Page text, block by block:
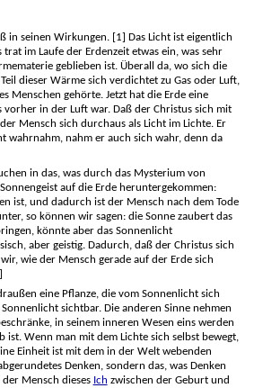
in seinen Wirkungen. [1] Das Licht ist eigentlich
im Laufe der Erdenzeit etwas ein, was sehr
geblieben ist. Überall da, wo sich die
dieser Wärme sich verdichtet zu Gas oder Luft,
Menschen gehörte. Jetzt hat die Erde eine
vorher in der Luft war. Daß der Christus sich mit
Mensch sich durchaus als Licht im Lichte. Er
wahrnahm, nahm er auch sich wahr, denn da
in das, was durch das Mysterium von
auf die Erde heruntergekommen:
ist, und dadurch ist der Mensch nach dem Tode
so können wir sagen: die Sonne zaubert das
könnte aber das Sonnenlicht
aber geistig. Dadurch, daß der Christus sich
wie der Mensch gerade auf der Erde sich
eine Pflanze, die vom Sonnenlicht sich
sichtbar. Die anderen Sinne nehmen
in seinem inneren Wesen eins werden
ist. Wenn man mit dem Lichte sich selbst bewegt,
Einheit ist mit dem in der Welt webenden
Denken, sondern das, was Denken
Mensch dieses Ich zwischen der Geburt und